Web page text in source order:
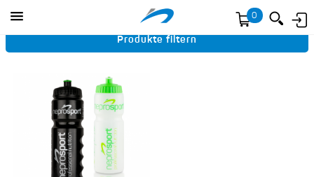
0
YOU ARE HERE
STARTSEITE TAXONOMY TERM
Produkte filtern